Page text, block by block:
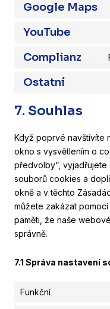
Google Maps
YouTube
Complianz
Ostatní
7. Souhlas
Když poprvé navštívíte
okno s vysvětlením o
předvolby“, vyjadřujete
souborů cookies a
okně a v těchto
můžete zakázat
paměti, že naše
správně.
7.1 Správa nastavení
Funkční